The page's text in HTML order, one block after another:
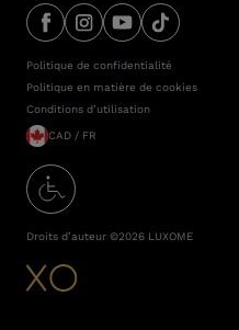
Politique de confidentialité
Politique en matière de cookies
Conditions d’utilisation
CAD / FR
Droits d’auteur ©2026 LUXOME